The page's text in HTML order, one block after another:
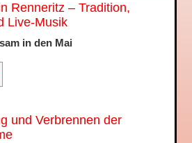
Renneritz – Tradition,
Live-Musik
in den Mai
und Verbrennen der